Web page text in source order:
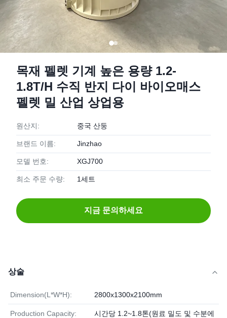
목재 펠렛 기계 높은 용량 1.2-
1.8T/H 수직 반지 다이 바이오매스
펠렛 밀 산업 상업용
원산지: 중국 산둥
브랜드 이름: Jinzhao
모델 번호: XGJ700
최소 주문 수량: 1세트
지금 문의하세요
상술
Dimension(L*W*H): 2800x1300x2100mm
Production Capacity:
시간당 1.2~1.8톤(원료 밀도 및 수분에